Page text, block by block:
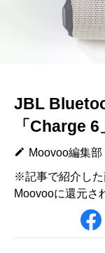
JBL
「Charge
Moovoo編集部
※記事で紹介し
Moovooに還元さ